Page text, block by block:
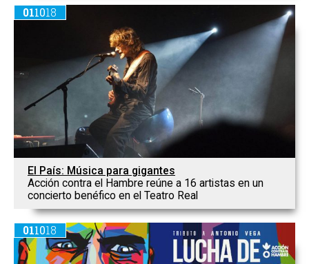
011018
El País: Música para gigantes
Acción contra el Hambre reúne a 16 artistas en un
concierto benéfico en el Teatro Real
011018